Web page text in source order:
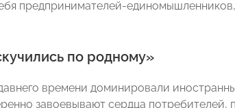
предпринимателей-
по родному»
времени доминировали
завоевывают сердца потребителей,